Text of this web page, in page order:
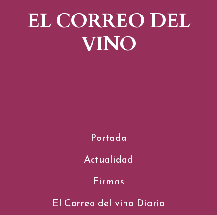
EL CORREO DEL
VINO
Portada
Actualidad
Firmas
El Correo del vino Diario